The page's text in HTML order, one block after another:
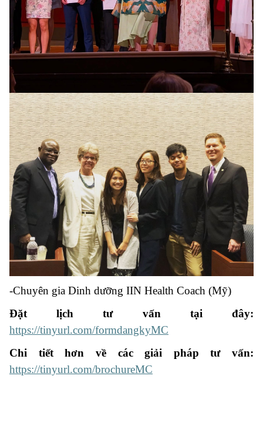
-Chuyên gia Dinh dưỡng IIN Health Coach (Mỹ)
Đặt lịch tư vấn tại đây:
https://tinyurl.com/formdangkyMC
Chi tiết hơn về các giải pháp tư vấn:
https://tinyurl.com/brochureMC